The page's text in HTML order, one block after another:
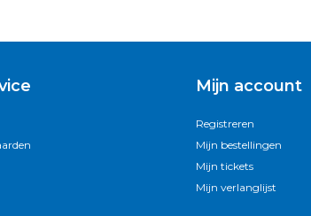
Mijn account
Registreren
Mijn bestellingen
Mijn tickets
Mijn verlanglijst